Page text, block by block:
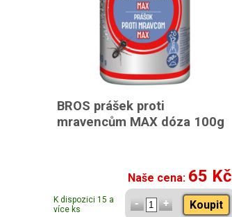
BROS prášek proti
mravencům MAX dóza 100g
Naše cena: 65 Kč
K dispozici 15 a
více ks
Koupit